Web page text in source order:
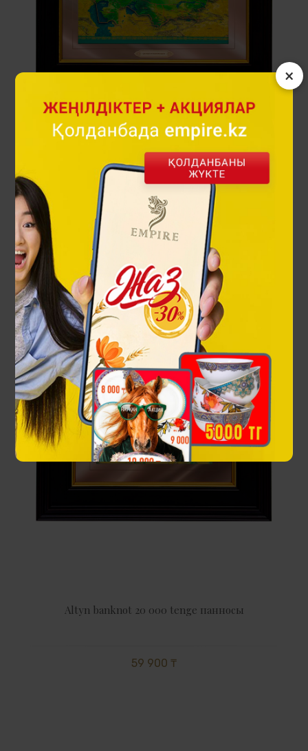
×
Qazaqstan Kartasy панносы
74 900 ₸
Altyn banknot 20 000 tenge панносы
59 900 ₸